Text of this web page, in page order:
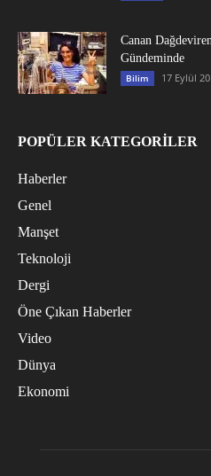
Canan
Gündeminde
Bilim 17 Eylül
POPÜLER KATEGORİLER
Haberler
Genel
Manşet
Teknoloji
Dergi
Öne Çıkan Haberler
Video
Dünya
Ekonomi